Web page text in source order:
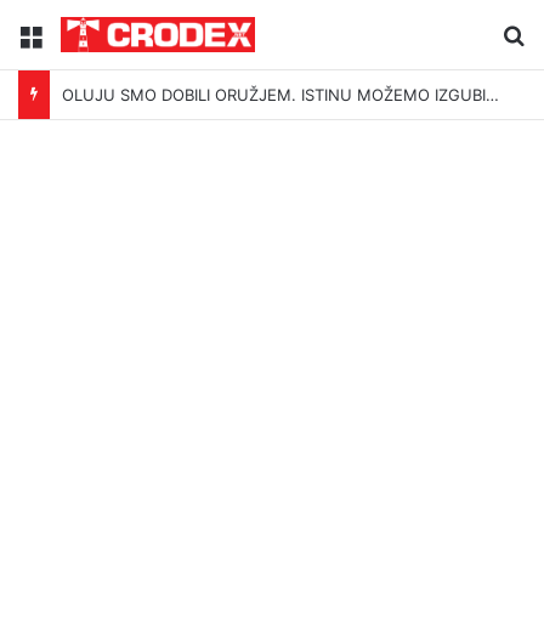
Menu
OLUJU SMO DOBILI ORUŽJEM. ISTINU MOŽEMO IZGUBITI ŠUTNJOM.